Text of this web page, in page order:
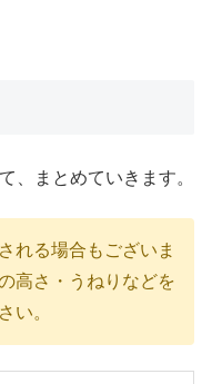
、まとめていきます。
れる場合もございま
高さ・うねりなどを
い。